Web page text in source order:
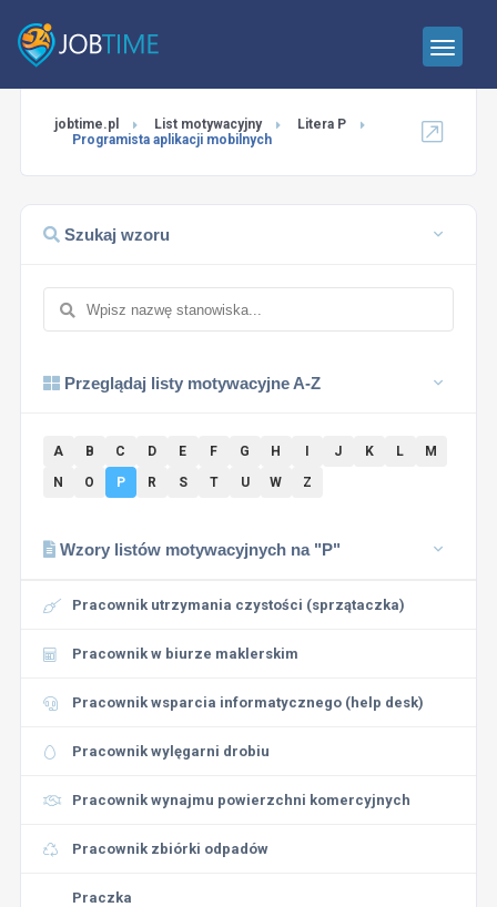
jobtime.pl List motywacyjny
Litera P
Programista aplikacji mobilnych
Szukaj wzoru
Przeglądaj listy motywacyjne A-Z
A B C D E F G H J K L
M
N
O P R S T U W Z
Wzory listów motywacyjnych na "P"
Pracownik utrzymania czystości (sprzątaczka)
Pracownik w biurze maklerskim
Pracownik wsparcia informatycznego (help desk)
Pracownik wylęgarni drobiu
Pracownik wynajmu powierzchni komercyjnych
Pracownik zbiórki odpadów
Praczka